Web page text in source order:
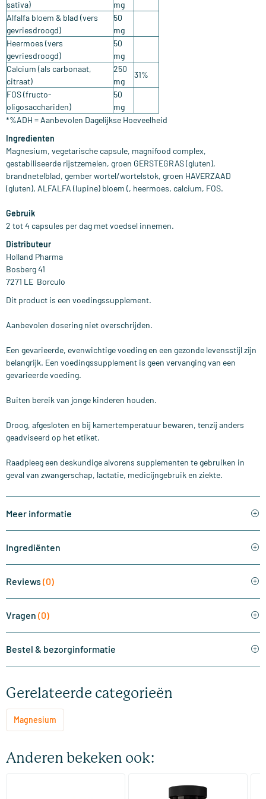
sativa)
mg
Alfalfa bloem & blad (vers
gevriesdroogd)
50
mg
Heermoes (vers
gevriesdroogd)
50
mg
Calcium (als carbonaat,
citraat)
250
mg
31%
FOS (fructo-
oligosacchariden)
50
mg
*%ADH = Aanbevolen Dagelijkse Hoeveelheid
Ingredienten
Magnesium, vegetarische capsule, magnifood complex,
gestabiliseerde rijstzemelen, groen GERSTEGRAS (gluten),
brandnetelblad, gember wortel/wortelstok, groen HAVERZAAD
(gluten), ALFALFA (lupine) bloem (, heermoes, calcium, FOS.
Gebruik
2 tot 4 capsules per dag met voedsel innemen.
Distributeur
Holland Pharma
Bosberg 41
7271 LE Borculo
Dit product is een voedingssupplement.
Aanbevolen dosering niet overschrijden.
Een gevarieerde, evenwichtige voeding en een gezonde levensstijl zijn
belangrijk. Een voedingssupplement is geen vervanging van een
gevarieerde voeding.
Buiten bereik van jonge kinderen houden.
Droog, afgesloten en bij kamertemperatuur bewaren, tenzij anders
geadviseerd op het etiket.
Raadpleeg een deskundige alvorens supplementen te gebruiken in
geval van zwangerschap, lactatie, medicijngebruik en ziekte.
Meer informatie
Ingrediënten
Reviews (0)
Vragen (0)
Bestel & bezorginformatie
Gerelateerde categorieën
Magnesium
Anderen bekeken ook: